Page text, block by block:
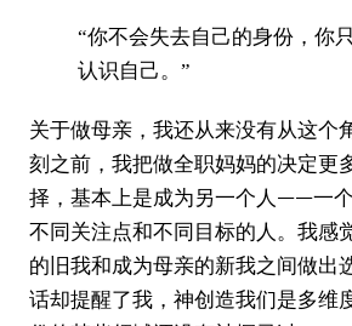
“你不会失去自己的身份，你
认识自己。”
关于做母亲，我还从来没有从这个
刻之前，我把做全职妈妈的决定更
择，基本上是成为另一个人——一个
不同关注点和不同目标的人。我感
的旧我和成为母亲的新我之间做出
话却提醒了我，神创造我们是多维